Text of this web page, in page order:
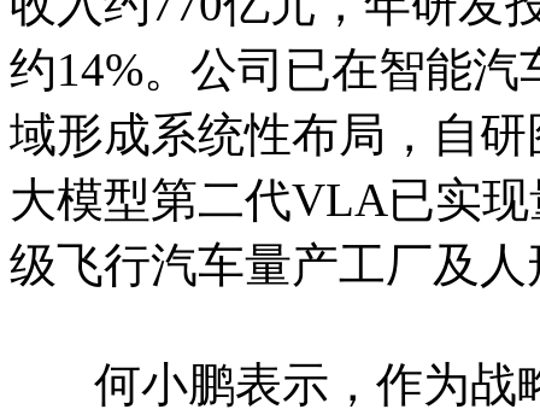
约14%。公司已在智能
域形成系统性布局，自
大模型第二代VLA已实
级飞行汽车量产工厂及
何小鹏表示，作为战